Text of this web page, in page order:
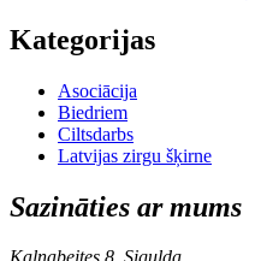
Kategorijas
Asociācija
Biedriem
Ciltsdarbs
Latvijas zirgu šķirne
Sazināties ar mums